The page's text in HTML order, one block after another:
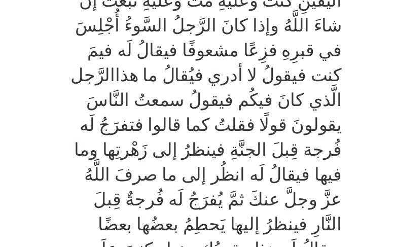
شاءَ اللَّهُ وإذا كانَ الرَّجلُ السَّوءُ أُجْلِسَ
في قبرِهِ فزِعًا مشعوفًا فيقالُ لَه فيمَ
كنت فيقولُ لا أدري فيُقالُ ما هذاالرَّجل
الَّذي كانَ فيكُم فيقولُ سمعتُ النَّاسَ
يقولونَ قولًا فقلتُ كما قالوا فتفرَجُ لَه
فُرجة قِبلَ الجنَّةِ فينظرُ إلى زَهْرتِها وما
فيها فيقالُ لَه انظُر إلى ما صرفَ اللَّهُ
عزَّ وجلَّ عنكَ ثمَّ يُفرَجُ لَه فُرجةٌ قِبلَ
النَّارِ فينظرُ إليها يَحطِمُ بعضُها بعضًا